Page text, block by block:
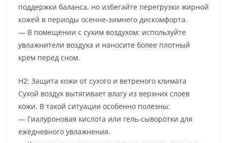
поддержки баланса, но избегайте перегрузки жирной
кожей в периоды осенне-зимнего дискомфорта.
— В помещении с сухим воздухом: используйте
увлажнители воздуха и наносите более плотный
крем перед сном.
H2: Защита кожи от сухого и ветреного климата
Сухой воздух вытягивает влагу из верхних слоев
кожи. В такой ситуации особенно полезны:
— Гиалуроновая кислота или гель-сыворотки для
ежедневного увлажнения.